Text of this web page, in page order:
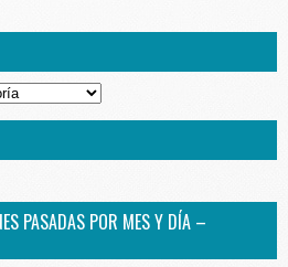
PASADAS POR MES Y DÍA –